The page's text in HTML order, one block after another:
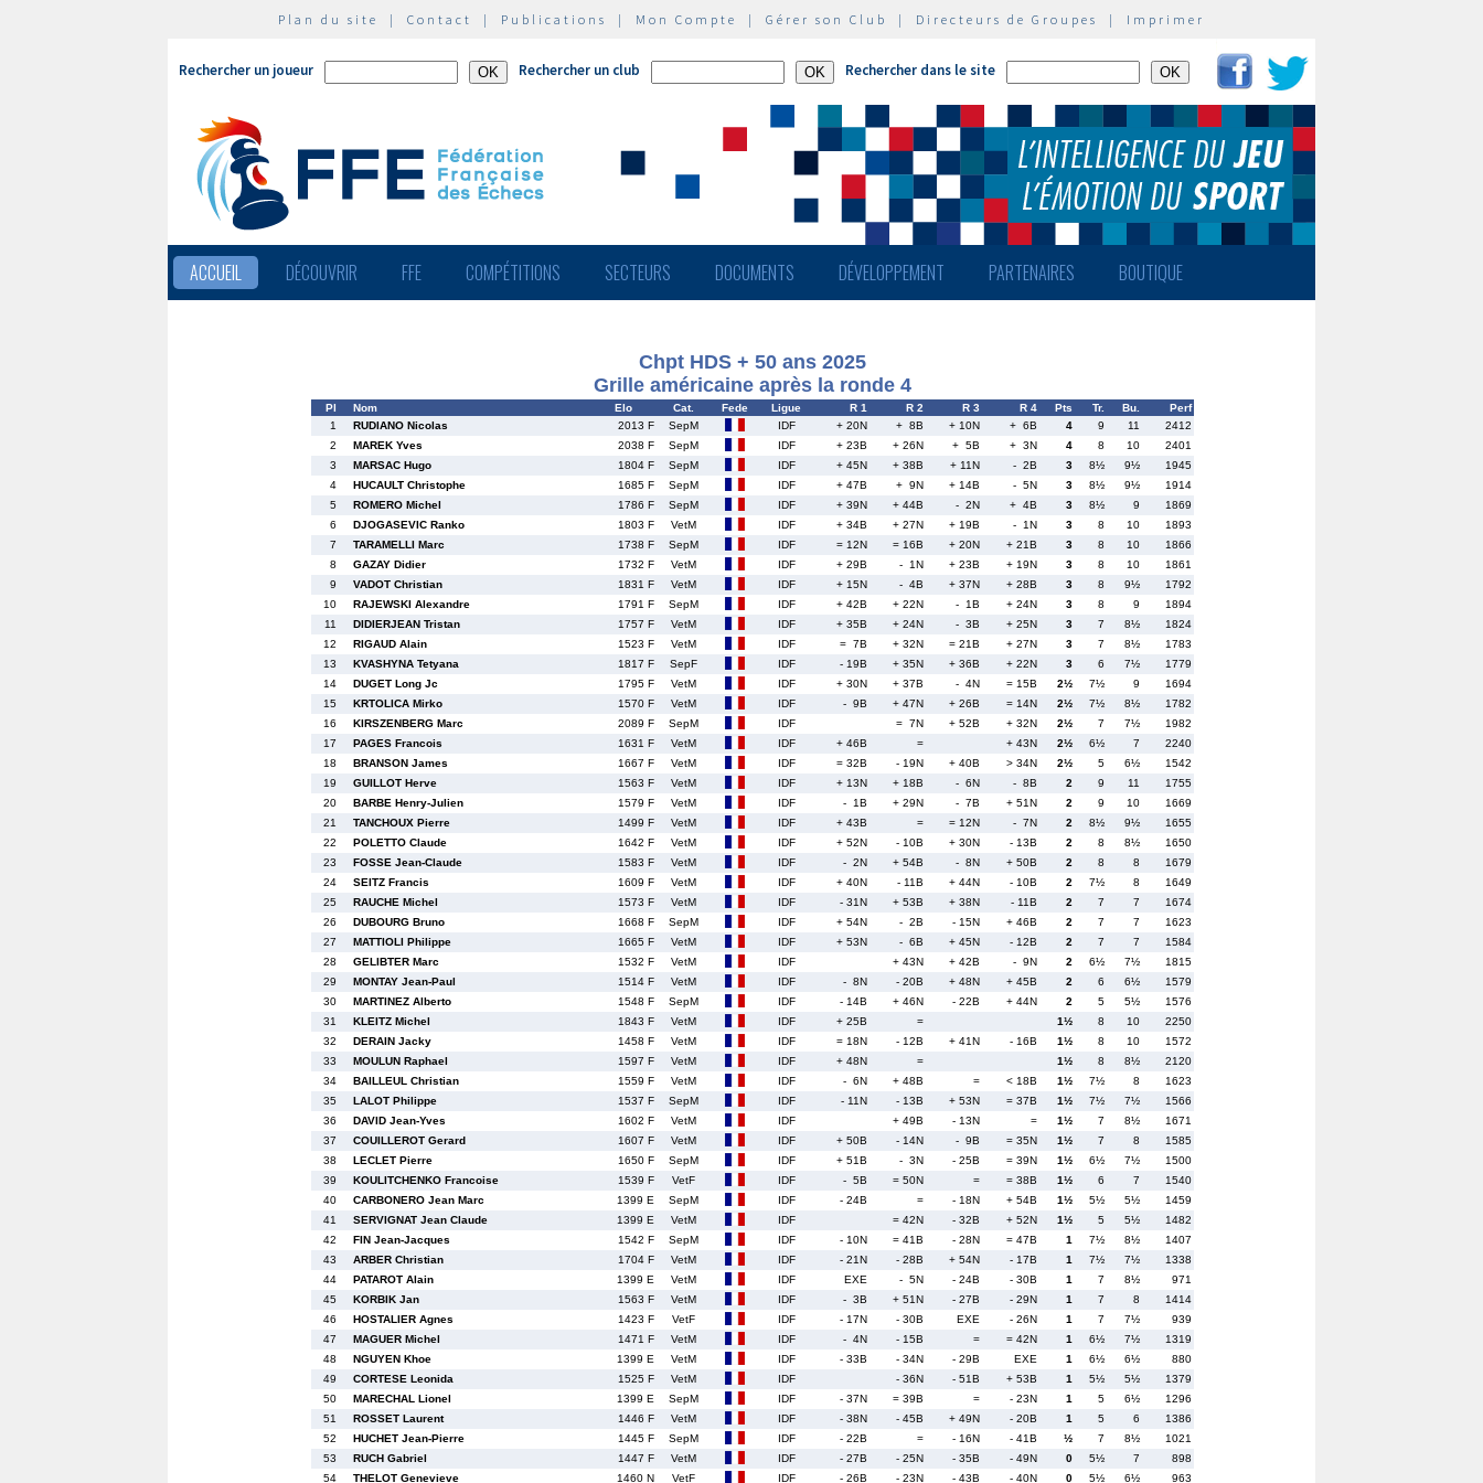
Plan du site | Contact | Publications | Mon Compte | Gérer son Club | Directeurs de Groupes | Imprimer
Rechercher un joueur Rechercher un club Rechercher dans le site
ACCUEIL DÉCOUVRIR FFE COMPÉTITIONS SECTEURS DOCUMENTS DÉVELOPPEMENT PARTENAIRES BOUTIQUE
Chpt HDS + 50 ans 2025
Grille américaine après la ronde 4
Pl Nom Elo Cat. Fede Ligue R 1 R 2 R 3 R 4 Pts Tr. Bu.
Perf
1
RUDIANO Nicolas 2013 F SepM IDF + 20N + 8B + 10N + 6B 4 9 11
2412
2
MAREK Yves 2038 F SepM IDF + 23B + 26N + 5B + 3N 4 8 10
2401
3
MARSAC Hugo 1804 F SepM IDF + 45N + 38B + 11N - 2B 3 8½ 9½
1945
4
HUCAULT Christophe 1685 F SepM IDF + 47B + 9N + 14B - 5N 3 8½ 9½
1914
5
ROMERO Michel 1786 F SepM IDF + 39N + 44B - 2N + 4B 3 8½ 9
1869
6
DJOGASEVIC Ranko 1803 F VetM IDF + 34B + 27N + 19B - 1N 3 8 10
1893
7
TARAMELLI Marc 1738 F SepM IDF = 12N = 16B + 20N + 21B 3 8 10
1866
8
GAZAY Didier 1732 F VetM IDF + 29B - 1N + 23B + 19N 3 8 10
1861
9
VADOT Christian 1831 F VetM IDF + 15N - 4B + 37N + 28B 3 8 9½
1792
10
RAJEWSKI Alexandre 1791 F SepM IDF + 42B + 22N - 1B + 24N 3 8 9
1894
11
DIDIERJEAN Tristan 1757 F VetM IDF + 35B + 24N - 3B + 25N 3 7 8½
1824
12
RIGAUD Alain 1523 F VetM IDF = 7B + 32N = 21B + 27N 3 7 8½
1783
13
KVASHYNA Tetyana 1817 F SepF IDF - 19B + 35N + 36B + 22N 3 6 7½
1779
14
DUGET Long Jc 1795 F VetM IDF + 30N + 37B - 4N = 15B 2½ 7½ 9
1694
15
KRTOLICA Mirko 1570 F VetM IDF - 9B + 47N + 26B = 14N 2½ 7½ 8½
1782
16
KIRSZENBERG Marc 2089 F SepM IDF = 7N + 52B + 32N 2½ 7 7½
1982
17
PAGES Francois 1631 F VetM IDF + 46B = + 43N 2½ 6½ 7
2240
18
BRANSON James 1667 F VetM IDF = 32B - 19N + 40B > 34N 2½ 5 6½
1542
19
GUILLOT Herve 1563 F VetM IDF + 13N + 18B - 6N - 8B 2 9 11
1755
20
BARBE Henry-Julien 1579 F VetM IDF - 1B + 29N - 7B + 51N 2 9 10
1669
21
TANCHOUX Pierre 1499 F VetM IDF + 43B = = 12N - 7N 2 8½ 9½
1655
22
POLETTO Claude 1642 F VetM IDF + 52N - 10B + 30N - 13B 2 8 8½
1650
23
FOSSE Jean-Claude 1583 F VetM IDF - 2N + 54B - 8N + 50B 2 8 8
1679
24
SEITZ Francis 1609 F VetM IDF + 40N - 11B + 44N - 10B 2 7½ 8
1649
25
RAUCHE Michel 1573 F VetM IDF - 31N + 53B + 38N - 11B 2 7 7
1674
26
DUBOURG Bruno 1668 F SepM IDF + 54N - 2B - 15N + 46B 2 7 7
1623
27
MATTIOLI Philippe 1665 F VetM IDF + 53N - 6B + 45N - 12B 2 7 7
1584
28
GELIBTER Marc 1532 F VetM IDF + 43N + 42B - 9N 2 6½ 7½
1815
29
MONTAY Jean-Paul 1514 F VetM IDF - 8N - 20B + 48N + 45B 2 6 6½
1579
30
MARTINEZ Alberto 1548 F SepM IDF - 14B + 46N - 22B + 44N 2 5 5½
1576
31
KLEITZ Michel 1843 F VetM IDF + 25B = 1½ 8 10
2250
32
DERAIN Jacky 1458 F VetM IDF = 18N - 12B + 41N - 16B 1½ 8 10
1572
33
MOULUN Raphael 1597 F VetM IDF + 48N = 1½ 8 8½
2120
34
BAILLEUL Christian 1559 F VetM IDF - 6N + 48B = < 18B 1½ 7½ 8
1623
35
LALOT Philippe 1537 F SepM IDF - 11N - 13B + 53N = 37B 1½ 7½ 7½
1566
36
DAVID Jean-Yves 1602 F VetM IDF + 49B - 13N = 1½ 7 8½
1671
37
COUILLEROT Gerard 1607 F VetM IDF + 50B - 14N - 9B = 35N 1½ 7 8
1585
38
LECLET Pierre 1650 F SepM IDF + 51B - 3N - 25B = 39N 1½ 6½ 7½
1500
39
KOULITCHENKO Francoise 1539 F VetF IDF - 5B = 50N = = 38B 1½ 6 7
1540
40
CARBONERO Jean Marc 1399 E SepM IDF - 24B = - 18N + 54B 1½ 5½ 5½
1459
41
SERVIGNAT Jean Claude 1399 E VetM IDF = 42N - 32B + 52N 1½ 5 5½
1482
42
FIN Jean-Jacques 1542 F SepM IDF - 10N = 41B - 28N = 47B 1 7½ 8½
1407
43
ARBER Christian 1704 F VetM IDF - 21N - 28B + 54N - 17B 1 7½ 7½
1338
44
PATAROT Alain 1399 E VetM IDF EXE - 5N - 24B - 30B 1 7 8½
971
45
KORBIK Jan 1563 F VetM IDF - 3B + 51N - 27B - 29N 1 7 8
1414
46
HOSTALIER Agnes 1423 F VetF IDF - 17N - 30B EXE - 26N 1 7 7½
939
47
MAGUER Michel 1471 F VetM IDF - 4N - 15B = = 42N 1 6½ 7½
1319
48
NGUYEN Khoe 1399 E VetM IDF - 33B - 34N - 29B EXE 1 6½ 6½
880
49
CORTESE Leonida 1525 F VetM IDF - 36N - 51B + 53B 1 5½ 5½
1379
50
MARECHAL Lionel 1399 E SepM IDF - 37N = 39B = - 23N 1 5 6½
1296
51
ROSSET Laurent 1446 F VetM IDF - 38N - 45B + 49N - 20B 1 5 6
1386
52
HUCHET Jean-Pierre 1445 F SepM IDF - 22B = - 16N - 41B ½ 7 8½
1021
53
RUCH Gabriel 1447 F VetM IDF - 27B - 25N - 35B - 49N 0 5½ 7
898
54
THELOT Genevieve 1460 N VetF IDF - 26B - 23N - 43B - 40N 0 5½ 6½ 963